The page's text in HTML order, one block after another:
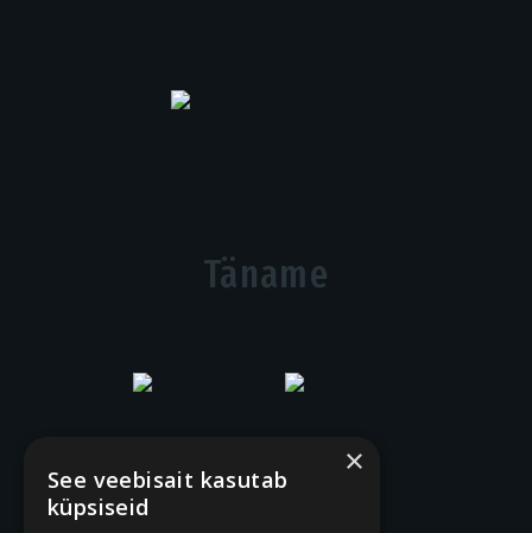
Täname
×
See veebisait kasutab
küpsiseid